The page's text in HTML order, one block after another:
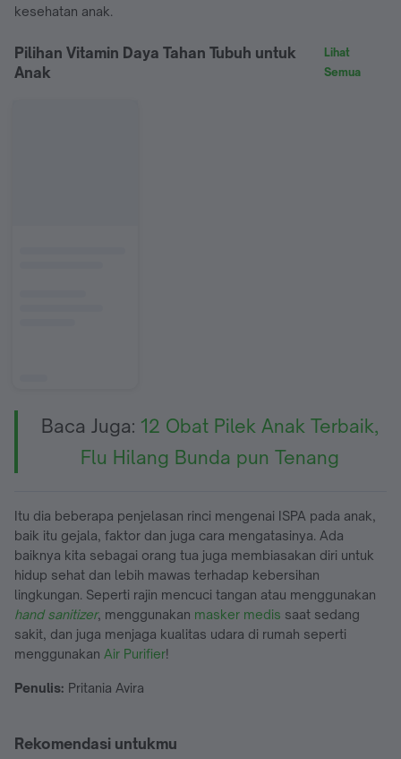
kesehatan anak.
Pilihan Vitamin Daya Tahan Tubuh untuk
Anak
Lihat
Semua
Baca Juga: 12 Obat Pilek Anak Terbaik,
Flu Hilang Bunda pun Tenang
Itu dia beberapa penjelasan rinci mengenai ISPA pada anak,
baik itu gejala, faktor dan juga cara mengatasinya. Ada
baiknya kita sebagai orang tua juga membiasakan diri untuk
hidup sehat dan lebih mawas terhadap kebersihan
lingkungan. Seperti rajin mencuci tangan atau menggunakan
hand sanitizer, menggunakan masker medis saat sedang
sakit, dan juga menjaga kualitas udara di rumah seperti
menggunakan Air Purifier!
Penulis: Pritania Avira
Rekomendasi untukmu